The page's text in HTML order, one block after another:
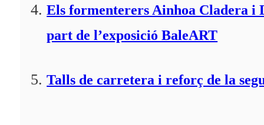
Els formenterers Ainhoa Cladera i
part de l’exposició BaleART
Talls de carretera i reforç de la